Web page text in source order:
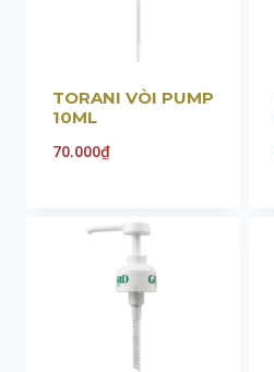
TORANI VÒI PUMP
10ML
70.000₫